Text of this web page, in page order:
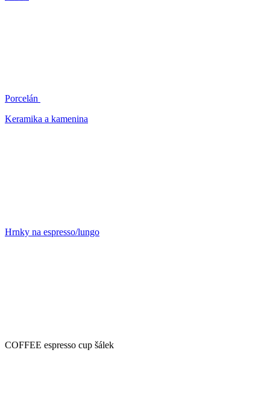
Porcelán
Keramika a kamenina
Hrnky na espresso/lungo
COFFEE espresso cup šálek